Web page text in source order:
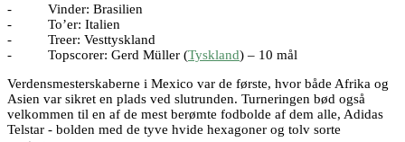
- Vinder: Brasilien
- To’er: Italien
- Treer: Vesttyskland
- Topscorer: Gerd Müller (Tyskland) – 10 mål
Verdensmesterskaberne i Mexico var de første, hvor både Afrika og
Asien var sikret en plads ved slutrunden. Turneringen bød også
velkommen til en af de mest berømte fodbolde af dem alle, Adidas
Telstar - bolden med de tyve hvide hexagoner og tolv sorte